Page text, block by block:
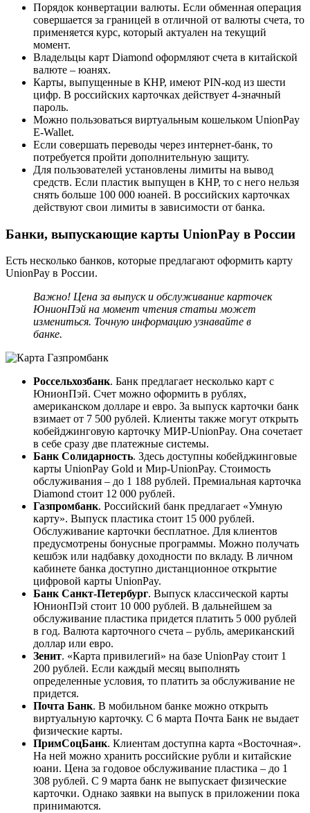
Порядок конвертации валюты. Если обменная операция
совершается за границей в отличной от валюты счета, то
применяется курс, который актуален на текущий
момент.
Владельцы карт Diamond оформляют счета в китайской
валюте – юанях.
Карты, выпущенные в КНР, имеют PIN-код из шести
цифр. В российских карточках действует 4-значный
пароль.
Можно пользоваться виртуальным кошельком UnionPay
E-Wallet.
Если совершать переводы через интернет-банк, то
потребуется пройти дополнительную защиту.
Для пользователей установлены лимиты на вывод
средств. Если пластик выпущен в КНР, то с него нельзя
снять больше 100 000 юаней. В российских карточках
действуют свои лимиты в зависимости от банка.
Банки, выпускающие карты UnionPay в России
Есть несколько банков, которые предлагают оформить карту
UnionPay в России.
Важно! Цена за выпуск и обслуживание карточек
ЮнионПэй на момент чтения статьи может
измениться. Точную информацию узнавайте в
банке.
Россельхозбанк. Банк предлагает несколько карт с
ЮнионПэй. Счет можно оформить в рублях,
американском долларе и евро. За выпуск карточки банк
взимает от 7 500 рублей. Клиенты также могут открыть
кобейджинговую карточку МИР-UnionPay. Она сочетает
в себе сразу две платежные системы.
Банк Солидарность. Здесь доступны кобейджинговые
карты UnionPay Gold и Мир-UnionPay. Стоимость
обслуживания – до 1 188 рублей. Премиальная карточка
Diamond стоит 12 000 рублей.
Газпромбанк. Российский банк предлагает «Умную
карту». Выпуск пластика стоит 15 000 рублей.
Обслуживание карточки бесплатное. Для клиентов
предусмотрены бонусные программы. Можно получать
кешбэк или надбавку доходности по вкладу. В личном
кабинете банка доступно дистанционное открытие
цифровой карты UnionPay.
Банк Санкт-Петербург. Выпуск классической карты
ЮнионПэй стоит 10 000 рублей. В дальнейшем за
обслуживание пластика придется платить 5 000 рублей
в год. Валюта карточного счета – рубль, американский
доллар или евро.
Зенит. «Карта привилегий» на базе UnionPay стоит 1
200 рублей. Если каждый месяц выполнять
определенные условия, то платить за обслуживание не
придется.
Почта Банк. В мобильном банке можно открыть
виртуальную карточку. С 6 марта Почта Банк не выдает
физические карты.
ПримСоцБанк. Клиентам доступна карта «Восточная».
На ней можно хранить российские рубли и китайские
юани. Цена за годовое обслуживание пластика – до 1
308 рублей. С 9 марта банк не выпускает физические
карточки. Однако заявки на выпуск в приложении пока
принимаются.